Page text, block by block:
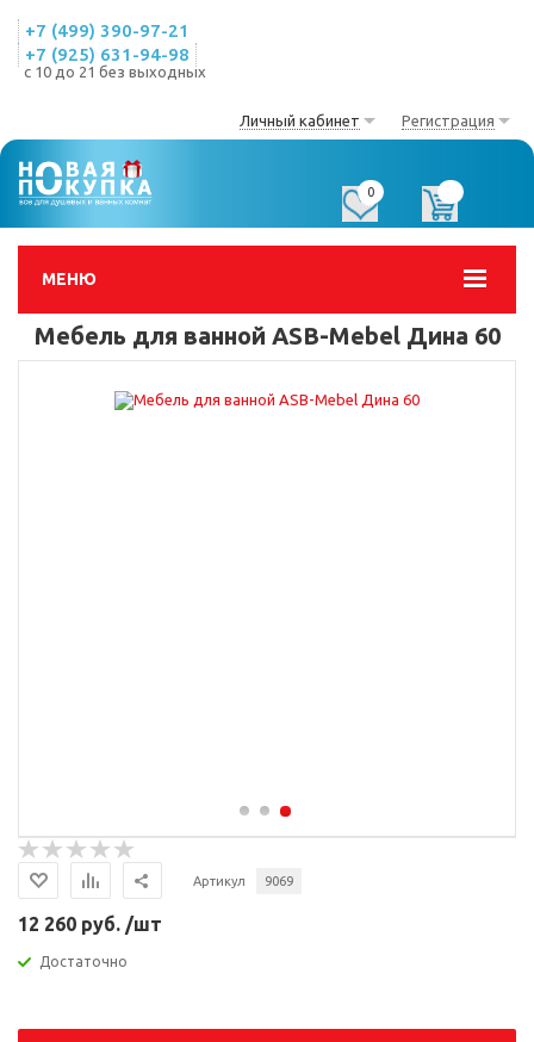
+7 (499) 390-97-21
+7 (925) 631-94-98
с 10 до 21 без выходных
Личный кабинет Регистрация
МЕНЮ
0
Мебель для ванной ASB-Mebel Дина 60
Артикул 9069
12 260 руб. /шт
Достаточно